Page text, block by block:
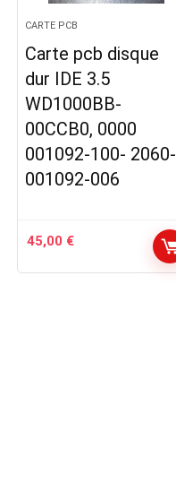
CARTE PCB
Carte pcb disque
dur IDE 3.5
WD1000BB-
00CCB0, 0000
001092-100- 2060-
001092-006
45,00 €